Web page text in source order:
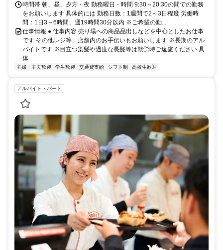
時間帯 朝、昼、夕方・夜 勤務曜日・時間 9:30～20:30の間での勤務
をお願いします 具体的には 勤務日数：1週間で2～3日程度 労働時
間：1日3～6時間、週19時間30分以内 ※ご希望の勤...
仕事情報 ● 仕事内容 売り場への商品品出しなどを中心としたお仕事
です その他レジ等、店舗内のお手伝いもお願いします ※長期のアル
バイトです ※目立つ染髪や過度な長髪等は就労時ご遠慮ください 具
体...
主婦・主夫歓迎 学生歓迎 交通費支給 シフト制 高校生歓迎
アルバイト・パート